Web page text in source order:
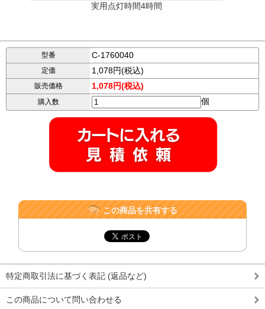
実用点灯時間4時間
型番 C-1760040
定価 1,078円(税込)
販売価格 1,078円(税込)
購入数 個
この商品を共有する
特定商取引法に基づく表記 (返品など)
この商品について問い合わせる